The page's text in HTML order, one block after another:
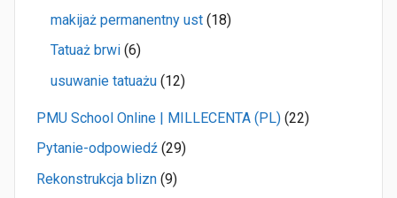
makijaż permanentny ust (18)
Tatuaż brwi (6)
usuwanie tatuażu (12)
PMU School Online | MILLECENTA (PL) (22)
Pytanie-odpowiedź (29)
Rekonstrukcja blizn (9)